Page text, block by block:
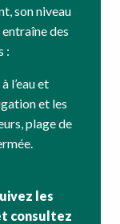
son niveau
des
:
l’eau et
et les
plage de
les
consultez